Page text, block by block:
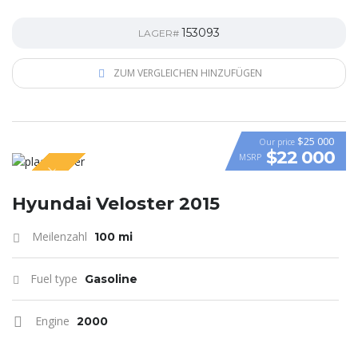
LAGER# 153093
ZUM VERGLEICHEN HINZUFÜGEN
VIDEO
SPECIAL
Our price $25 000
MSRP $22 000
Hyundai Veloster 2015
Meilenzahl 100 mi
Fuel type Gasoline
Engine 2000